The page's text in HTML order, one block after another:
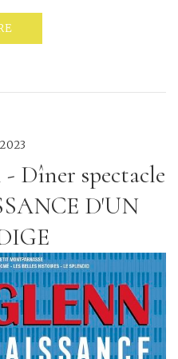
Dîner spectacle
D'UN